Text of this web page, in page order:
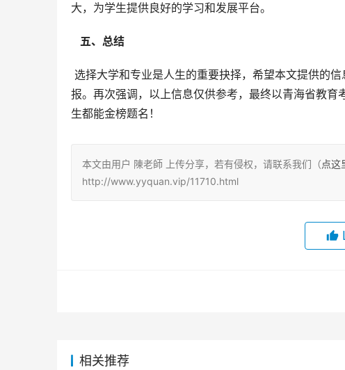
大，为学生提供良好的学习和发展平台。
  五、总结
报。再次强调，以上信息仅供参考，最终以青海省教
生都能金榜题名！
本文由用户 陳老師 上传分享，若有侵权，请联系我们（点这
http://www.yyquan.vip/11710.html
相关推荐